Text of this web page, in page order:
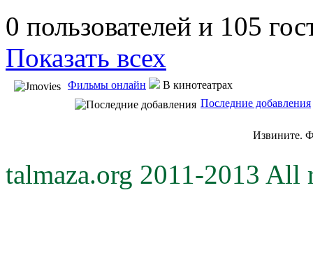
0 пользователей и 105
Показать всех
Фильмы онлайн
В кинотеатрах
Последние добавления
Извините.
talmaza.org 2011-2013 All